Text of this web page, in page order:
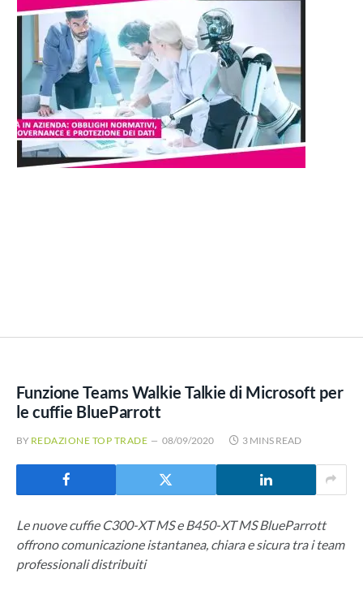
Funzione Teams Walkie Talkie di Microsoft per
le cuffie BlueParrott
BY REDAZIONE TOP TRADE 08/09/2020 3 MINS READ
Le nuove cuffie C300-XT MS e B450-XT MS BlueParrott
offrono comunicazione istantanea, chiara e sicura tra i team
professionali distribuiti